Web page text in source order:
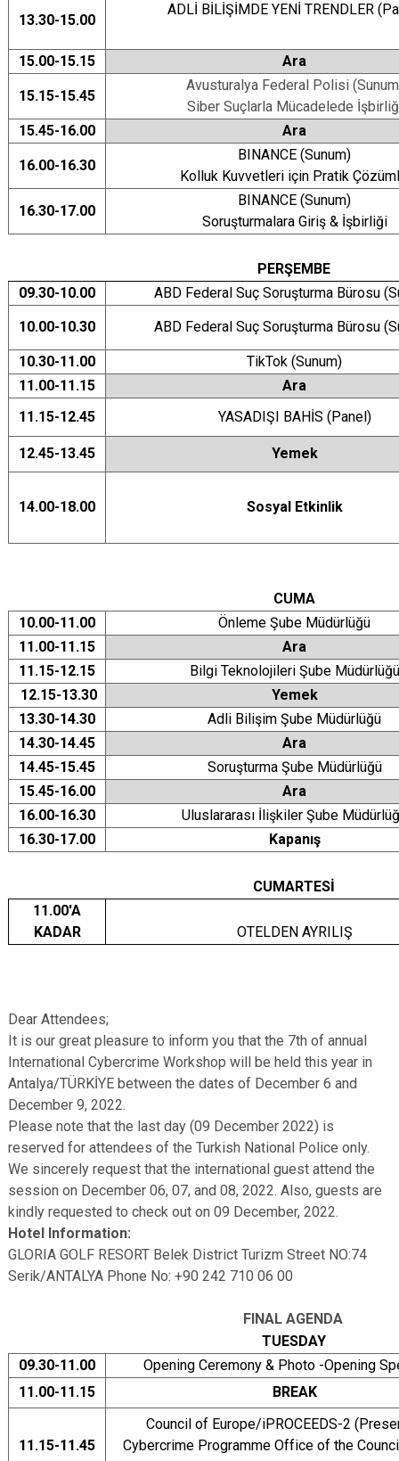
13.30-15.00
ADLİ BİLİŞİMDE YENİ TRENDLER
15.00-15.15 Ara
15.15-15.45
Avusturalya Federal Polisi
Siber Suçlarla Mücadelede
15.45-16.00
Ara
16.00-16.30
BINANCE (Sunum)
Kolluk Kuvvetleri için Pratik
16.30-17.00
BINANCE (Sunum)
Soruşturmalara Giriş & İşbirliği
PERŞEMBE
09.30-10.00
ABD Federal Suç Soruşturma Bürosu
10.00-10.30
ABD Federal Suç Soruşturma Bürosu
10.30-11.00
TikTok (Sunum)
11.00-11.15
Ara
11.15-12.45
YASADIŞI BAHİS (Panel)
12.45-13.45 Yemek
14.00-18.00 Sosyal Etkinlik
CUMA
10.00-11.00
Önleme Şube Müdürlüğü
11.00-11.15
Ara
11.15-12.15
Bilgi Teknolojileri Şube Müdürlüğü
12.15-13.30
Yemek
13.30-14.30
Adli Bilişim Şube Müdürlüğü
14.30-14.45
Ara
14.45-15.45
Soruşturma Şube Müdürlüğü
15.45-16.00
Ara
16.00-16.30
Uluslararası İlişkiler Şube
16.30-17.00
Kapanış
CUMARTESİ
11.00'A
KADAR
OTELDEN AYRILIŞ
Dear Attendees;
It is our great pleasure to inform you that the 7th of annual
International Cybercrime Workshop will be held this year in
Antalya/TÜRKİYE between the dates of December 6 and
December 9, 2022.
Please note that the last day (09 December 2022) is
reserved for attendees of the Turkish National Police only.
We sincerely request that the international guest attend the
session on December 06, 07, and 08, 2022. Also, guests are
kindly requested to check out on 09 December, 2022.
Hotel Information:
GLORIA GOLF RESORT Belek District Turizm Street NO:74
Serik/ANTALYA Phone No: +90 242 710 06 00
FINAL AGENDA
TUESDAY
09.30-11.00
Opening Ceremony & Photo -Opening
11.00-11.15
BREAK
11.15-11.45
Council of Europe/iPROCEEDS-2
Cybercrime Programme Office of the